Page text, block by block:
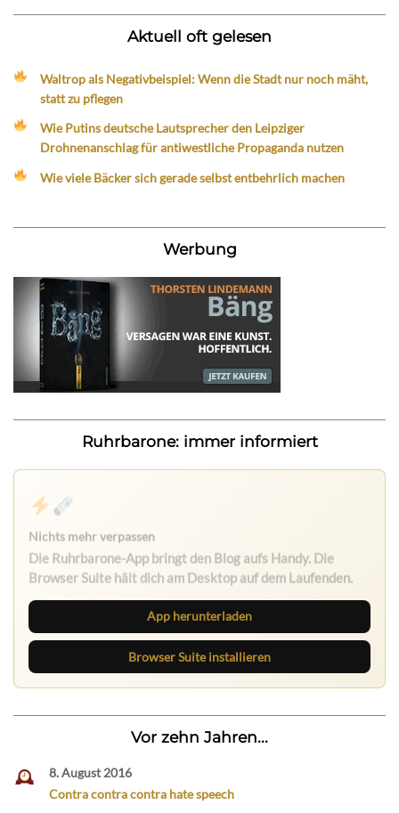
Aktuell oft gelesen
Waltrop als Negativbeispiel: Wenn die Stadt nur noch mäht,
statt zu pflegen
Wie Putins deutsche Lautsprecher den Leipziger
Drohnenanschlag für antiwestliche Propaganda nutzen
Wie viele Bäcker sich gerade selbst entbehrlich machen
Werbung
Ruhrbarone: immer informiert
Nichts mehr verpassen
Die Ruhrbarone-App bringt den Blog aufs Handy. Die
Browser Suite hält dich am Desktop auf dem Laufenden.
App herunterladen
Browser Suite installieren
Vor zehn Jahren...
8. August 2016
Contra contra contra hate speech